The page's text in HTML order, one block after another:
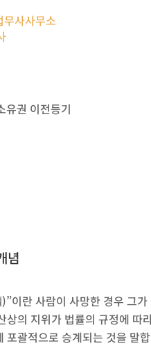
유권 이전등기
념
이란 사람이 사망한 경우 그가
상의 지위가 법률의 규정에 따
포괄적으로 승계되는 것을 말